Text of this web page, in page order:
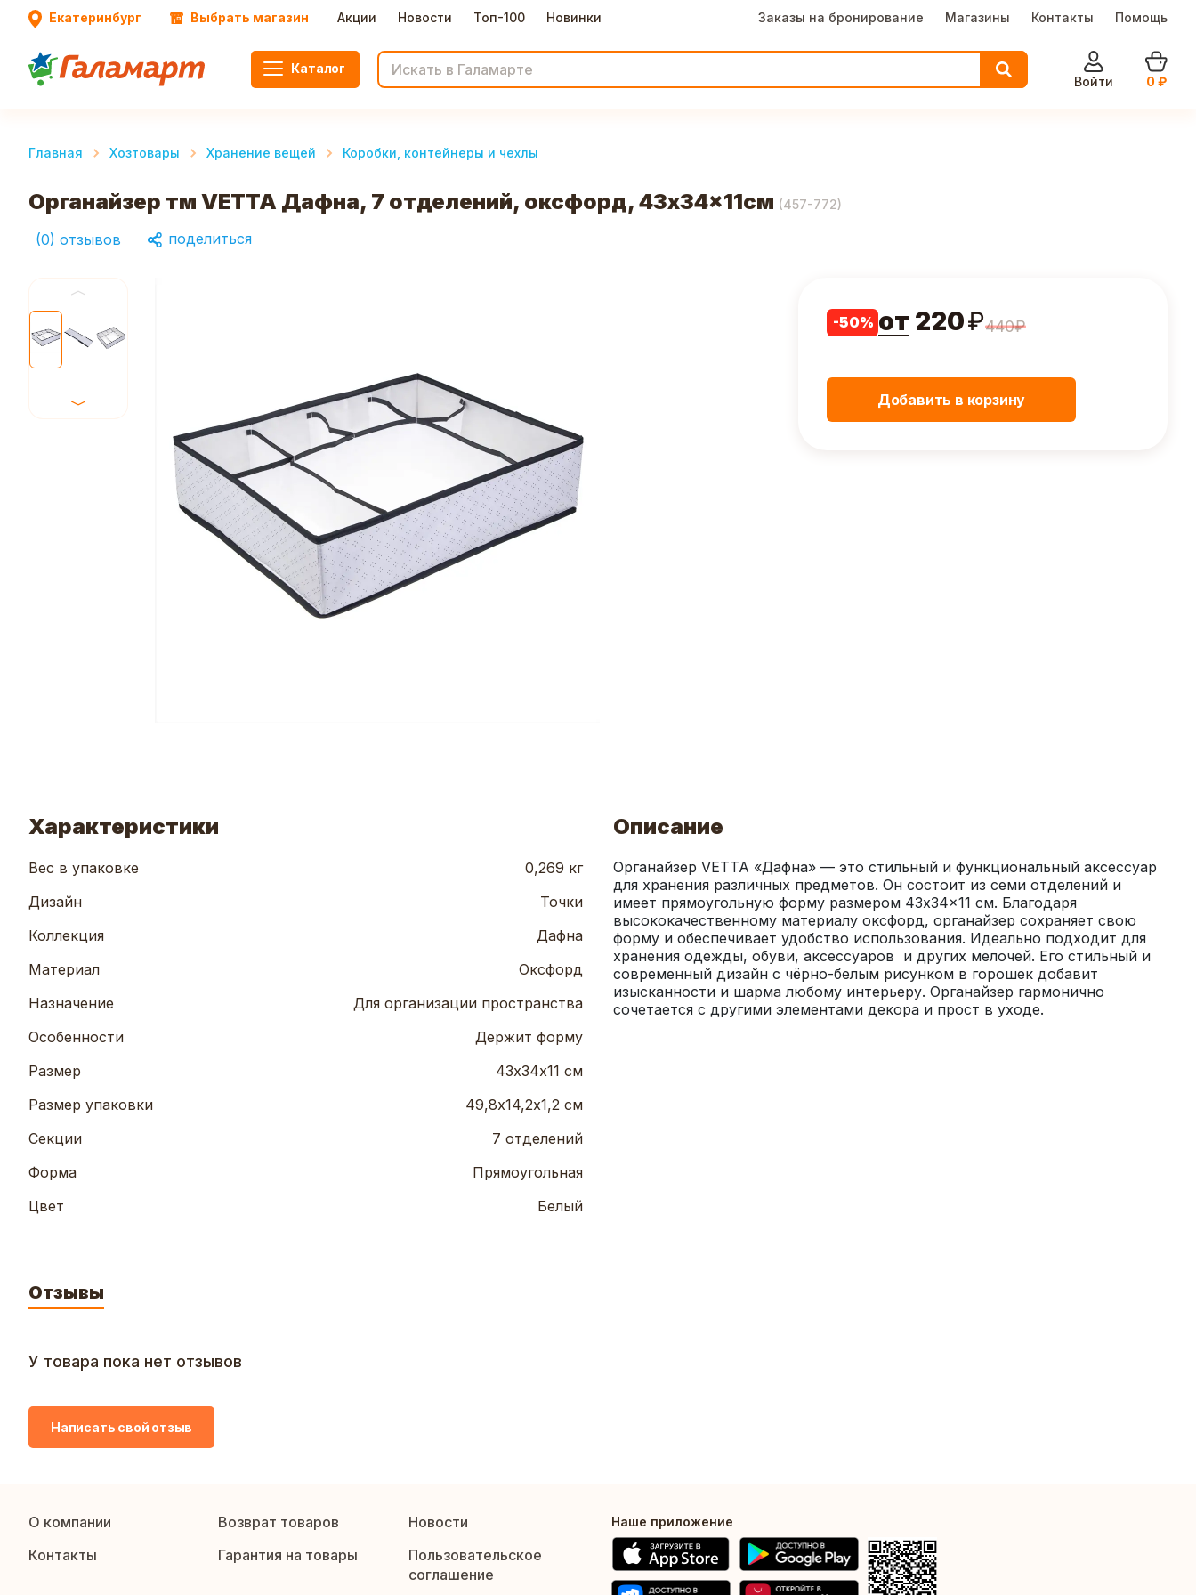
Екатеринбург Выбрать магазин Акции Новости Топ-100 Новинки Заказы на бронирование Магазины Контакты Помощь
Каталог
Войти
0 ₽
Главная Хозтовары Хранение вещей Коробки, контейнеры и чехлы
Органайзер тм VETTA Дафна, 7 отделений, оксфорд, 43x34x11см (457-772)
(0) отзывов поделиться
-50% от 220₽440₽
Добавить в корзину
Характеристики
Вес в упаковке
0,269 кг
Дизайн
Точки
Коллекция
Дафна
Материал
Оксфорд
Назначение
Для организации пространства
Особенности
Держит форму
Размер
43х34х11 см
Размер упаковки
49,8х14,2х1,2 см
Секции
7 отделений
Форма
Прямоугольная
Цвет
Белый
Описание
Органайзер VETTA «Дафна» — это стильный и функциональный аксессуар
для хранения различных предметов. Он состоит из семи отделений и
имеет прямоугольную форму размером 43x34x11 см. Благодаря
высококачественному материалу оксфорд, органайзер сохраняет свою
форму и обеспечивает удобство использования. Идеально подходит для
хранения одежды, обуви, аксессуаров  и других мелочей. Его стильный и
современный дизайн с чёрно-белым рисунком в горошек добавит
изысканности и шарма любому интерьеру. Органайзер гармонично
сочетается с другими элементами декора и прост в уходе.
Отзывы
У товара пока нет отзывов
Написать свой отзыв
О компании Возврат товаров
Новости
Контакты
Гарантия на товары
Пользовательское
соглашение
Наше приложение